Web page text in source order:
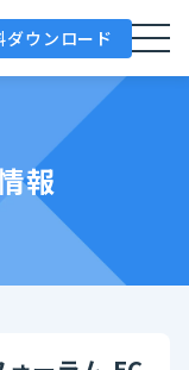
ダウンロード
報